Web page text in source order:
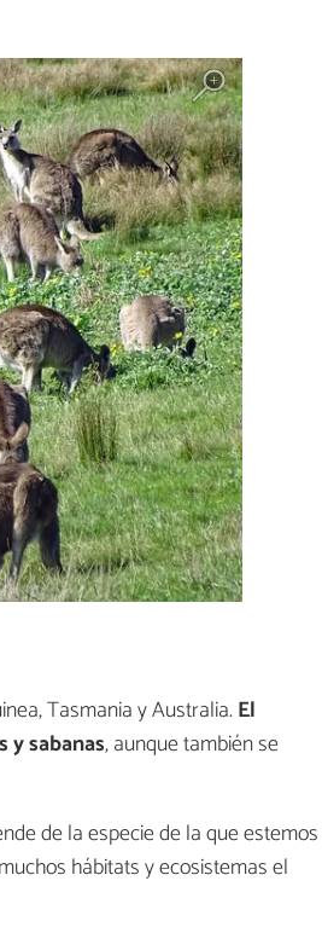
Tasmania y Australia. El
y sabanas, aunque también se
de la especie de la que estemos
hábitats y ecosistemas el